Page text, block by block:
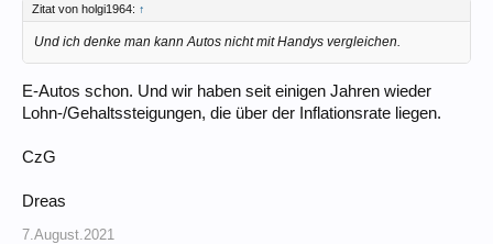
Zitat von holgi1964: ↑
Und ich denke man kann Autos nicht mit Handys vergleichen.
E-Autos schon. Und wir haben seit einigen Jahren wieder
Lohn-/Gehaltssteigungen, die über der Inflationsrate liegen.
CzG
Dreas
7.August.2021